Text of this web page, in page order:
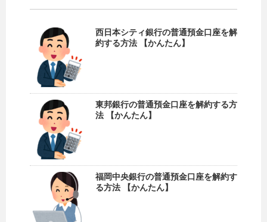
西日本シティ銀行の普通預金口座を解
約する方法 【かんたん】
東邦銀行の普通預金口座を解約する方
法 【かんたん】
福岡中央銀行の普通預金口座を解約す
る方法 【かんたん】